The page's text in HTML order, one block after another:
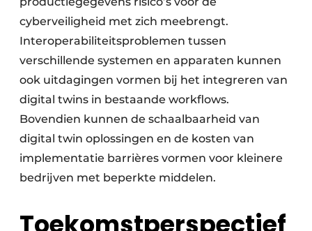
cyberveiligheid met zich meebrengt.
Interoperabiliteitsproblemen tussen
verschillende systemen en apparaten kunnen
ook uitdagingen vormen bij het integreren van
digital twins in bestaande workflows.
Bovendien kunnen de schaalbaarheid van
digital twin oplossingen en de kosten van
implementatie barrières vormen voor kleinere
bedrijven met beperkte middelen.
Toekomstperspectief